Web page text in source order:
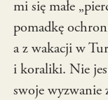
mi się małe
pomadkę
a z wakacji w
i koraliki. Nie
swoje wyzwanie